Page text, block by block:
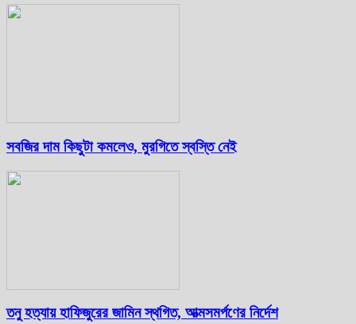
সবজির দাম কিছুটা কমলেও, মুরগিতে স্বস্তি নেই
তনু হত্যায় হাফিজুরের জামিন স্থগিত, আত্মসমর্পণের নির্দেশ